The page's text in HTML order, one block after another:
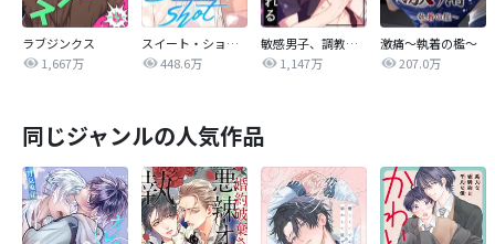
ラブジンクス
1,667万
スイート・ショット
448.6万
敏感男子、調教される
1,147万
激痛～執着の檻～
207.0万
同じジャンルの人気作品